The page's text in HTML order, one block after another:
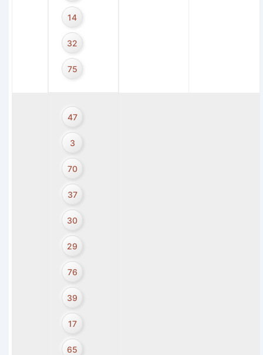
14
32
75
47
3
70
37
30
29
76
39
17
65